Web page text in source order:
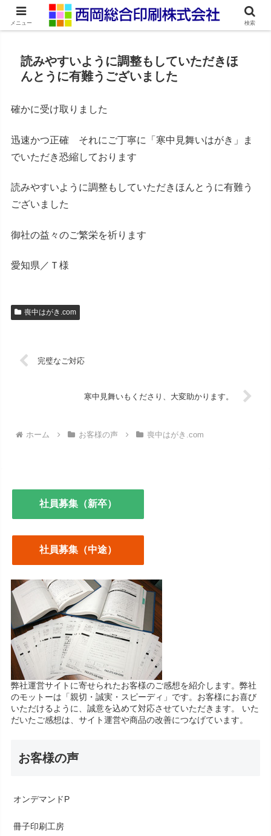
ネット印刷通販・オンデマンド印刷
読みやすいように調整もしていただきほ
んとうに有難うございました
確かに受け取りました
迅速かつ正確 それにご丁寧に「寒中見舞いはがき」ま
でいただき恐縮しております
読みやすいように調整もしていただきほんとうに有難う
ございました
御社の益々のご繁栄を祈ります
愛知県／Ｔ様
喪中はがき.com
完璧なご対応
寒中見舞いもくださり、大変助かります。
ホーム お客様の声 喪中はがき.com
社員募集（新卒）
社員募集（中途）
弊社運営サイトに寄せられたお客様のご感想を紹介します。弊社
のモットーは「親切・誠実・スピーディ」です。お客様にお喜び
いただけるように、誠意を込めて対応させていただきます。 いた
だいたご感想は、サイト運営や商品の改善につなげています。
お客様の声
オンデマンドP
冊子印刷工房
メニュー 検索